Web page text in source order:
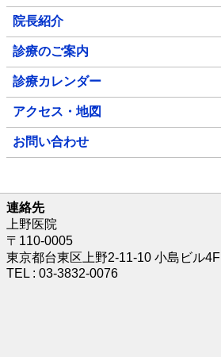
院長紹介
診療のご案内
診療カレンダー
アクセス・地図
お問い合わせ
連絡先
上野医院
〒110-0005
東京都台東区上野2-11-10 小島ビル4F
TEL : 03-3832-0076